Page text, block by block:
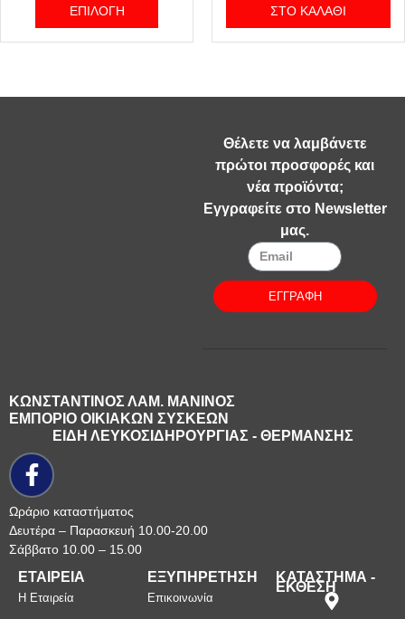
ΕΠΙΛΟΓΉ
ΣΤΟ ΚΑΛΆΘΙ
Θέλετε να λαμβάνετε
πρώτοι προσφορές και
νέα προϊόντα;
Εγγραφείτε στο Newsletter
μας.
ΕΓΓΡΑΦΗ
ΚΩΝΣΤΑΝΤΙΝΟΣ ΛΑΜ. ΜΑΝΙΝΟΣ
ΕΜΠΟΡΙΟ ΟΙΚΙΑΚΩΝ ΣΥΣΚΕΩΝ
ΕΙΔΗ ΛΕΥΚΟΣΙΔΗΡΟΥΡΓΙΑΣ - ΘΕΡΜΑΝΣΗΣ
Ωράριο καταστήματος
Δευτέρα – Παρασκευή 10.00-20.00
Σάββατο 10.00 – 15.00
ΕΤΑΙΡΕΙΑ
Η Εταιρεία
ΕΞΥΠΗΡΕΤΗΣΗ
Επικοινωνία
ΚΑΤΑΣΤΗΜΑ -
ΕΚΘΕΣΗ